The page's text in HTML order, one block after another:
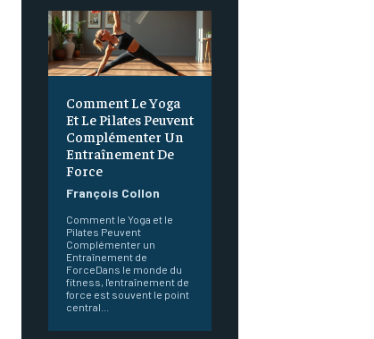
Comment Le Yoga
Et Le Pilates Peuvent
Complémenter Un
Entraînement De
Force
François Collon
Comment le Yoga et le
Pilates Peuvent
Complémenter un
Entraînement de
ForceDans le monde du
fitness, l'entraînement de
force est souvent le point
central...